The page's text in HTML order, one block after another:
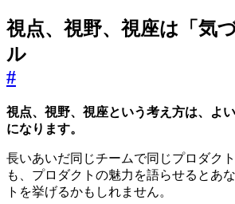
視点、視野、視座は「気
ル
#
視点、視野、視座という考え方は、よ
になります。
長いあいだ同じチームで同じプロダク
も、プロダクトの魅力を語らせるとあ
トを挙げるかもしれません。